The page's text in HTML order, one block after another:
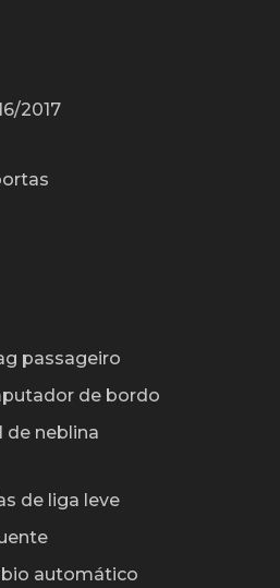
2017
passageiro
de bordo
de neblina
de liga leve
automático